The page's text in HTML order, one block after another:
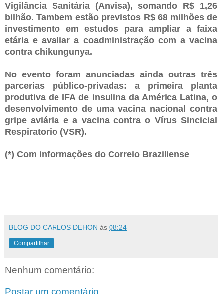
Vigilância Sanitária (Anvisa), somando R$ 1,26
bilhão. Tambem estão previstos R$ 68 milhões de
investimento em estudos para ampliar a faixa
etária e avaliar a coadministração com a vacina
contra chikungunya.
No evento foram anunciadas ainda outras três
parcerias público-privadas: a primeira planta
produtiva de IFA de insulina da América Latina, o
desenvolvimento de uma vacina nacional contra
gripe aviária e a vacina contra o Vírus Sincicial
Respiratorio (VSR).
(*) Com informações do Correio Braziliense
BLOG DO CARLOS DEHON às 08:24
Compartilhar
Nenhum comentário:
Postar um comentário